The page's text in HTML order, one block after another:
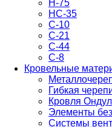
Н-75
НС-35
С-10
С-21
С-44
С-8
Кровельные
Гибкая
Кровля
Элементы
Системы